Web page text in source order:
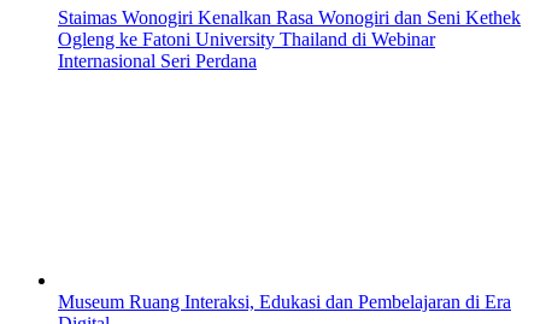
Staimas Wonogiri Kenalkan Rasa Wonogiri dan Seni Kethek
Ogleng ke Fatoni University Thailand di Webinar
Internasional Seri Perdana
Museum Ruang Interaksi, Edukasi dan Pembelajaran di Era